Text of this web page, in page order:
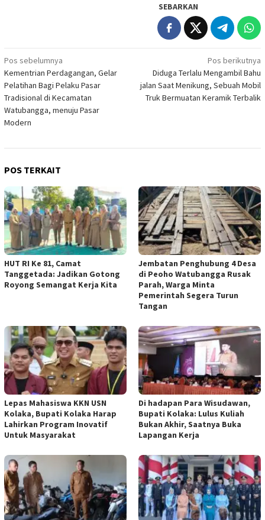
SEBARKAN
Navigasi
pos
Pos sebelumnya
Kementrian Perdagangan, Gelar
Pelatihan Bagi Pelaku Pasar
Tradisional di Kecamatan
Watubangga, menuju Pasar
Modern
Pos berikutnya
Diduga Terlalu Mengambil Bahu
jalan Saat Menikung, Sebuah Mobil
Truk Bermuatan Keramik Terbalik
POS TERKAIT
HUT RI Ke 81, Camat
Tanggetada: Jadikan Gotong
Royong Semangat Kerja Kita
Jembatan Penghubung 4 Desa
di Peoho Watubangga Rusak
Parah, Warga Minta
Pemerintah Segera Turun
Tangan
Lepas Mahasiswa KKN USN
Kolaka, Bupati Kolaka Harap
Lahirkan Program Inovatif
Untuk Masyarakat
Di hadapan Para Wisudawan,
Bupati Kolaka: Lulus Kuliah
Bukan Akhir, Saatnya Buka
Lapangan Kerja